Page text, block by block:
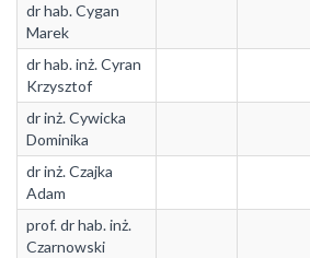
dr hab. Cygan
Marek
dr hab. inż. Cyran
Krzysztof
dr inż. Cywicka
Dominika
dr inż. Czajka
Adam
prof. dr hab. inż.
Czarnowski